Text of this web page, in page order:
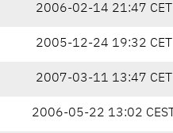
2006-02-14 21:47 CET
2005-12-24 19:32 CET
2007-03-11 13:47 CET
2006-05-22 13:02 CEST